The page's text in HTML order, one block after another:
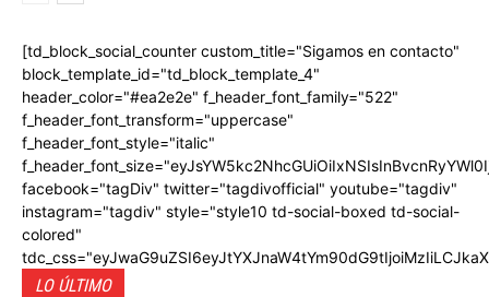
[td_block_social_counter custom_title="Sigamos en contacto"
block_template_id="td_block_template_4"
header_color="#ea2e2e" f_header_font_family="522"
f_header_font_transform="uppercase"
f_header_font_style="italic"
facebook="tagDiv" twitter="tagdivofficial" youtube="tagdiv"
instagram="tagdiv" style="style10 td-social-boxed td-social-
colored"
LO ÚLTIMO